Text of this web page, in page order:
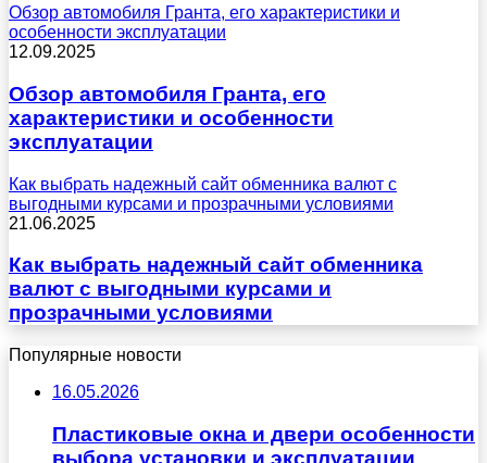
Обзор автомобиля Гранта, его характеристики и
особенности эксплуатации
12.09.2025
Обзор автомобиля Гранта, его
характеристики и особенности
эксплуатации
Как выбрать надежный сайт обменника валют с
выгодными курсами и прозрачными условиями
21.06.2025
Как выбрать надежный сайт обменника
валют с выгодными курсами и
прозрачными условиями
Популярные новости
16.05.2026
Пластиковые окна и двери особенности
выбора установки и эксплуатации